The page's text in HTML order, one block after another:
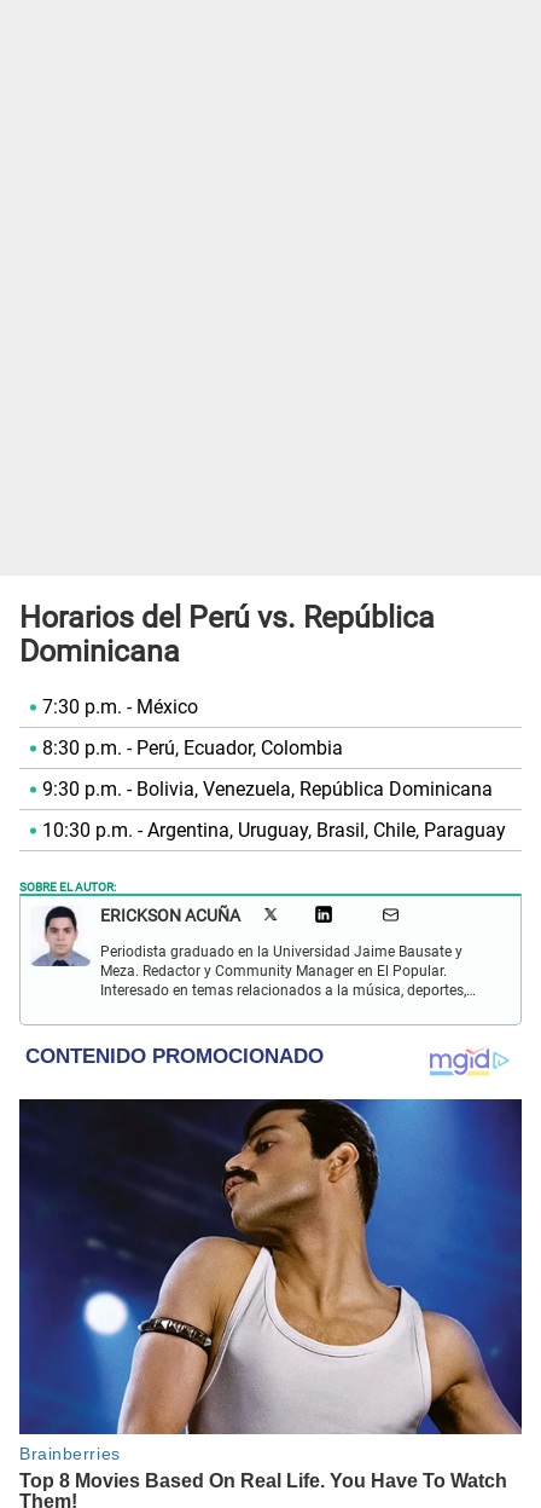
Horarios del Perú vs. República
Dominicana
7:30 p.m. - México
8:30 p.m. - Perú, Ecuador, Colombia
9:30 p.m. - Bolivia, Venezuela, República Dominicana
10:30 p.m. - Argentina, Uruguay, Brasil, Chile, Paraguay
SOBRE EL AUTOR:
ERICKSON ACUÑA
Periodista graduado en la Universidad Jaime Bausate y
Meza. Redactor y Community Manager en El Popular.
Interesado en temas relacionados a la música, deportes,